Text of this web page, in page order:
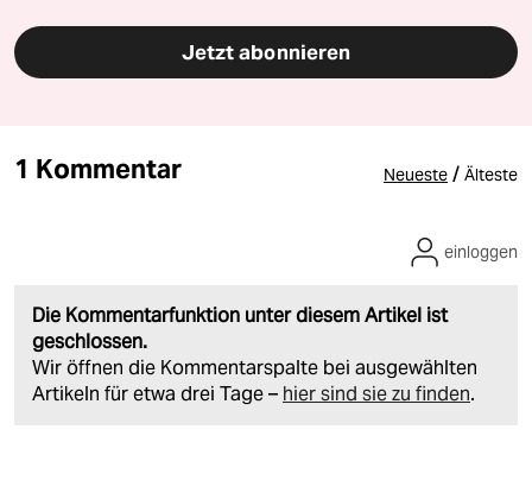
Jetzt abonnieren
1 Kommentar Neueste / Älteste
Die Kommentarfunktion unter diesem Artikel ist
geschlossen.
Wir öffnen die Kommentarspalte bei ausgewählten
Artikeln für etwa drei Tage – hier sind sie zu finden.
einloggen